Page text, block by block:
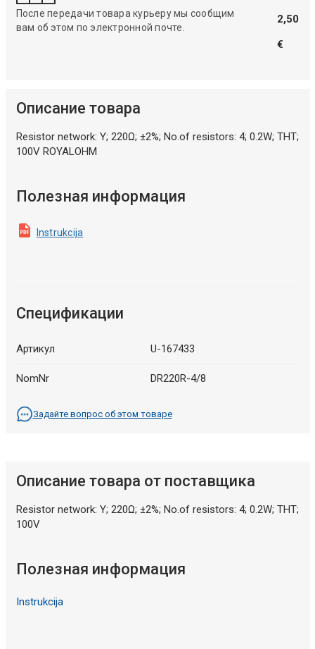
После передачи товара курьеру мы сообщим
вам об этом по электронной почте.
2,50
€
Описание товара
Resistor network: Y; 220Ω; ±2%; No.of resistors: 4; 0.2W; THT;
100V ROYALOHM
Полезная информация
Instrukcija
Спецификации
Артикул U-167433
NomNr DR220R-4/8
Задайте вопрос об этом товаре
Описание товара от поставщика
Resistor network: Y; 220Ω; ±2%; No.of resistors: 4; 0.2W; THT;
100V
Полезная информация
Instrukcija